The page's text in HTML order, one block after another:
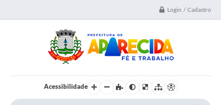
Login / Cadastro
Acessibilidade